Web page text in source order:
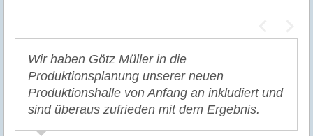
Wir haben Götz Müller in die
Produktionsplanung unserer neuen
Produktionshalle von Anfang an inkludiert und
sind überaus zufrieden mit dem Ergebnis.